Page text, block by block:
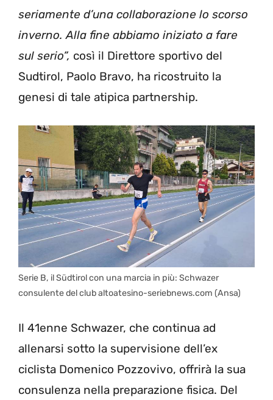
seriamente d’una collaborazione lo scorso
inverno. Alla fine abbiamo iniziato a fare
sul serio”, così il Direttore sportivo del
Sudtirol, Paolo Bravo, ha ricostruito la
genesi di tale atipica partnership.
Serie B, il Südtirol con una marcia in più: Schwazer
consulente del club altoatesino-seriebnews.com (Ansa)
Il 41enne Schwazer, che continua ad
allenarsi sotto la supervisione dell’ex
ciclista Domenico Pozzovivo, offrirà la sua
consulenza nella preparazione fisica. Del